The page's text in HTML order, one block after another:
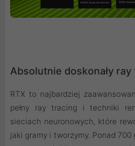
Absolutnie doskonały ray
RTX to najbardziej
pełny ray tracing i techniki
sieciach neuronowych, które
jaki gramy i tworzymy. Ponad